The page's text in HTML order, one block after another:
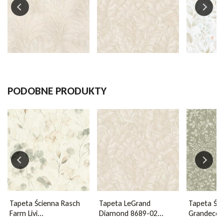
Marka
Grandeco
Kolekcja Inia
Szerokość rolki
Długość rolki 10,05 mb
Przesunięcie wzoru 53cm
Kolor beżowy
PODOBNE PRODUKTY
Tapeta Ścienna Rasch
Farm Livi...
Tapeta LeGrand
Diamond 8689-02...
Tapeta
Grandeco